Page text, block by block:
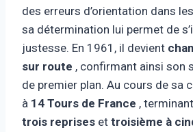
des erreurs d’orientation dans
sa détermination lui permet de
justesse. En 1961, il devient
sur route , confirmant ainsi son
de premier plan. Au cours de sa
à 14 Tours de France , terminant
trois reprises et troisième à